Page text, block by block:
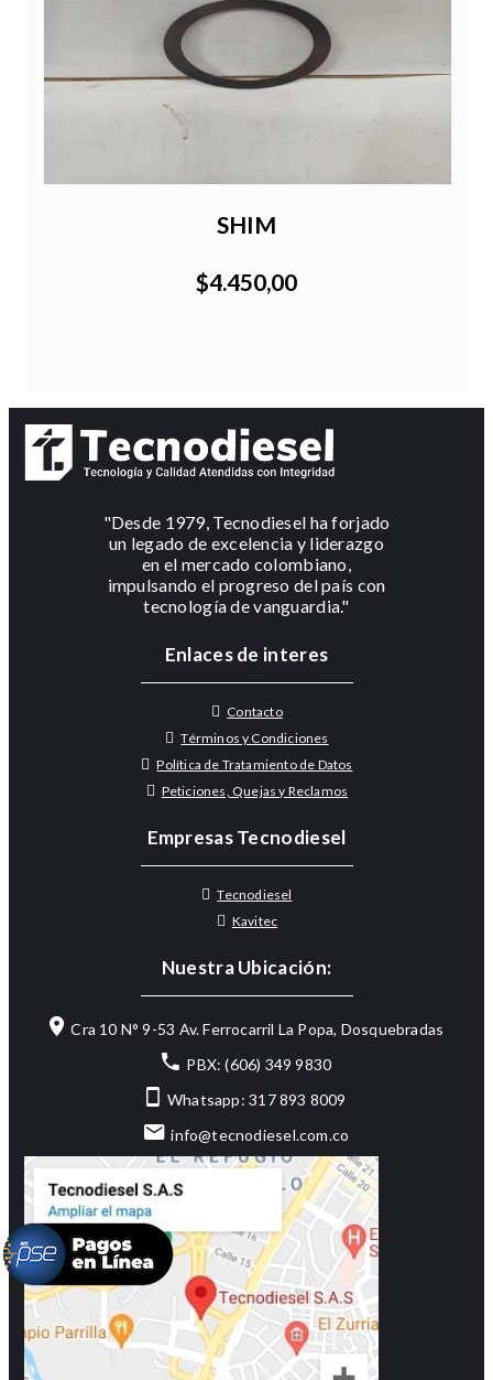
SHIM
$4.450,00
"Desde 1979, Tecnodiesel ha forjado
un legado de excelencia y liderazgo
en el mercado colombiano,
impulsando el progreso del país con
tecnología de vanguardia."
Enlaces de interes
Contacto
Términos y Condiciones
Política de Tratamiento de Datos
Peticiones, Quejas y Reclamos
Empresas Tecnodiesel
Tecnodiesel
Kavitec
Nuestra Ubicación:
Cra 10 N° 9-53 Av. Ferrocarril La Popa, Dosquebradas
PBX: (606) 349 9830
Whatsapp: 317 893 8009
info@tecnodiesel.com.co